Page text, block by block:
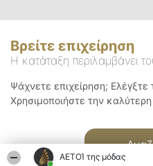
ΑΕΤΟΊ της μόδας
Βρείτε επιχείρηση
Η κατάταξη περιλαμβάνει
Ψάχνετε επιχείρηση;
Χρησιμοποιήστε την